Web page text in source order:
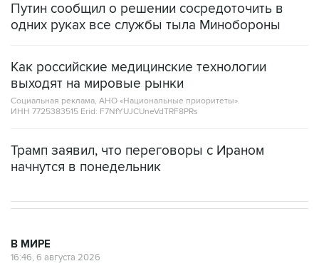
Путин сообщил о решении сосредоточить в
одних руках все службы тыла Минобороны
Как российские медицинские технологии
выходят на мировые рынки
Социальная реклама, АНО «Национальные приоритеты».
ИНН 7725383515 Erid: F7NfYUJCUneVdTRF8PRs
Трамп заявил, что переговоры с Ираном
начнутся в понедельник
В МИРЕ
16:46, 6 августа 2026